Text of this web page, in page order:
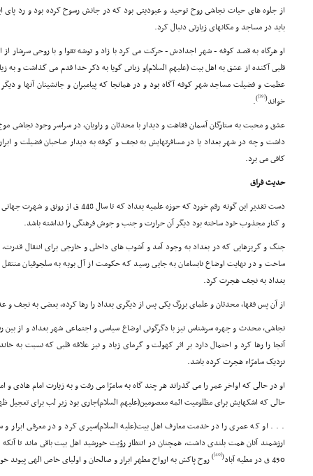
از جلوه هاى حیات نجاشى روح توحید و عبودیتى بود که در جانش رسوخ کرده بود و رد پاى
باید در مساجد و مکانهاى زیارتى دنبال کرد.
او هرگاه به قصد کوفه - شهر اجدادش - حرکت مى کرد با زاد و توشه تقوا و با روحى سرشار
قلبى آکنده از عشق به اهل بیت (علیهم السلام)و زبانى گویا به ذکر خدا قدم مى گذاشت و
عظمت و فضیلت مساجد شهر کوفه آگاه بود و در همانجا که پیامبران و جانشینان آنها و دیگر
خواند(
[39]
)
.
عشق و محبت به ستارگان آسمان فقاهت و دیدار با محدثان و راویان، در سراسر وجود نجاشى
داشت و چه در شهر بغداد یا در مسافرتهایش به نجف و کوفه به دیدار صاحبان فضیلت و
کافى مى برد.
حدیث فراق
دست تقدیر این گونه رقم خورد که حوزه علمیه
و کنار مجذوب خود ساخته بود دیگر آن حرارت و جنب و جوش فرهنگى را نداشته باشد.
جنگ و گریزهایى که در بغداد به وجود آمد و آشوب هاى داخلى و خارجى براى انتقال
ساخت و در نهایت اوضاع نابسامان به جایى رسید که حکومت از آل بویه به سلجوقیان
بغداد به نجف هجرت کرد.
از آن پس فقها، محدثان و علماى بزرگ یکى پس از دیگرى بغداد را رها کرده، بعضى به نجف
آنجا را رها کرد و احتمال دارد بر اثر کهولت و گرماى زیاد و نیز علاقه قلبى که نسبت به
نزدیک سامرّاء هجرت کرده باشد.
او در حالى که اواخر عمر را مى گذراند هر چند گاه به سامرّا مى رفت و به زیارت امام هادى
حالى که اشکهایش براى مظلومیت ائمه معصومین(علیهم السلام)جارى بود زیر لب براى تعجیل
. . . او که عمرى را در خدمت معارف اهل بیت(علیه السلام)سپرى کرد و در معرفى ابرار و
ارزشمند آنان همت بلندى داشت، همچنان در انتظار رؤیت خورشید اهل بیت باقى ماند تا
450 ق در مطیه آباد
(
[40]
)روح پاکش به ارواح مطهر ابرار و صالحان و اولیاى خاص الهى